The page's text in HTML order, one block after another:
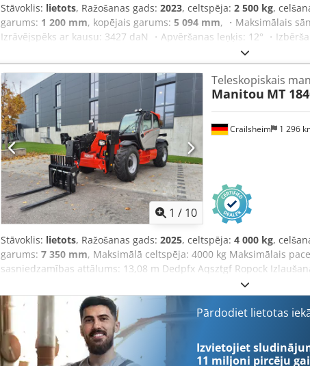
Stāvoklis: lietots, Ražošanas gads: 2023, celtspēja: 2 500 kg,
garums: 1 200 mm, kopējais garums: 5 094 mm, ・Maksimālais
Izrāvējspēks ar kausu: 3427 daN ・Apvēršanas leņķis: 12° ・
(pēc riteņiem): 3,31 m ・Pašmasa (ar dakšu): 4800 kg ・Riepas:
5,40 s ・Teleskopa izvilkšana: 5,60 s Dcodpjztglkjfx Aqpsk ・
s ・Izbēršana: 3,60 s ・Cilindru skaits / tilpums: 4 - 3331 cm³ ・
/ 55,40 kW ・Maks. griezes moments / apgriezieni: 265 Nm @
Pārnesumu skaits (uz priekšu / atpakaļ): 2 / 2 ・Maks. braukšanas
automātiska negatīva stāvbremze ・Darbības bremze: eļļas
Sūknēšanas veids: zobratu sūknis ・Hidrauliskā spiediena: 235 bar
115 l ・Degvielas tvertnes tilpums: 63 l ・Vadītāja kabīnes trokšņa
līmenis (LwA): 104 dB ・Rokas/rokas vibrācijas slodze: < 2,50 m/
2 / 2 ・Piedziņas riteņi (priekšā/aizmugurē): 2 / 2 ・Drošība/
ROPS-FOPS kabīne 1. līmenis ・Vadības sistēma: JSM
1 / 10
Crailsheim 1 296
Teleskopiskais
Manitou MT
Stāvoklis: lietots, Ražošanas gads: 2025, celtspēja: 4 000 kg,
garums: 7 350 mm, Maksimālā celtspēja: 4000 kg Maksimālais
sasniedzamības attālums: 13,08 m Dedpfx Aqsztgf Ropock
Pacelšanas leņķis uz augšu: 16° Nolieces leņķis uz leju: 110°
Pacelšana: 16 s Nolaišana: 12 s Teleskopa izbīdīšana: 16 s
Izliešana: 4 s Dzinēja emisijas standarts: Stage V Cilindru skaits /
dzinēja jauda: 100 ZS / 75 kW Maksimālais griezes moments /
7850 daN Transmisijas tips: griezes momenta pārveidotājs
Braukšanas ātrums (ar kravu): 25 km/h Maksimālais braukšanas
Pārdodiet lietotas
Izvietojiet
11 miljoni pircēju